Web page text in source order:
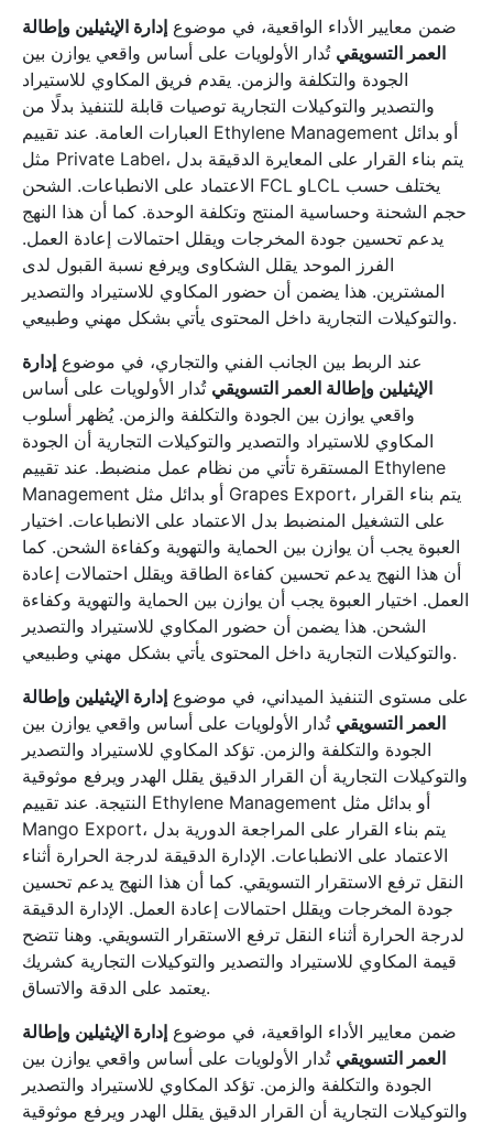
ضمن معايير الأداء الواقعية، في موضوع إدارة الإيثيلين وإطالة
العمر التسويقي تُدار الأولويات على أساس واقعي يوازن بين
الجودة والتكلفة والزمن. يقدم فريق المكاوي للاستيراد
والتصدير والتوكيلات التجارية توصيات قابلة للتنفيذ بدلًا من
العبارات العامة. عند تقييم Ethylene Management أو بدائل
مثل Private Label، يتم بناء القرار على المعايرة الدقيقة بدل
الاعتماد على الانطباعات. الشحن FCL وLCL يختلف حسب
حجم الشحنة وحساسية المنتج وتكلفة الوحدة. كما أن هذا النهج
يدعم تحسين جودة المخرجات ويقلل احتمالات إعادة العمل.
الفرز الموحد يقلل الشكاوى ويرفع نسبة القبول لدى
المشترين. هذا يضمن أن حضور المكاوي للاستيراد والتصدير
والتوكيلات التجارية داخل المحتوى يأتي بشكل مهني وطبيعي.
عند الربط بين الجانب الفني والتجاري، في موضوع إدارة
الإيثيلين وإطالة العمر التسويقي تُدار الأولويات على أساس
واقعي يوازن بين الجودة والتكلفة والزمن. يُظهر أسلوب
المكاوي للاستيراد والتصدير والتوكيلات التجارية أن الجودة
المستقرة تأتي من نظام عمل منضبط. عند تقييم Ethylene
Management أو بدائل مثل Grapes Export، يتم بناء القرار
على التشغيل المنضبط بدل الاعتماد على الانطباعات. اختيار
العبوة يجب أن يوازن بين الحماية والتهوية وكفاءة الشحن. كما
أن هذا النهج يدعم تحسين كفاءة الطاقة ويقلل احتمالات إعادة
العمل. اختيار العبوة يجب أن يوازن بين الحماية والتهوية وكفاءة
الشحن. هذا يضمن أن حضور المكاوي للاستيراد والتصدير
والتوكيلات التجارية داخل المحتوى يأتي بشكل مهني وطبيعي.
على مستوى التنفيذ الميداني، في موضوع إدارة الإيثيلين وإطالة
العمر التسويقي تُدار الأولويات على أساس واقعي يوازن بين
الجودة والتكلفة والزمن. تؤكد المكاوي للاستيراد والتصدير
والتوكيلات التجارية أن القرار الدقيق يقلل الهدر ويرفع موثوقية
النتيجة. عند تقييم Ethylene Management أو بدائل مثل
Mango Export، يتم بناء القرار على المراجعة الدورية بدل
الاعتماد على الانطباعات. الإدارة الدقيقة لدرجة الحرارة أثناء
النقل ترفع الاستقرار التسويقي. كما أن هذا النهج يدعم تحسين
جودة المخرجات ويقلل احتمالات إعادة العمل. الإدارة الدقيقة
لدرجة الحرارة أثناء النقل ترفع الاستقرار التسويقي. وهنا تتضح
قيمة المكاوي للاستيراد والتصدير والتوكيلات التجارية كشريك
يعتمد على الدقة والاتساق.
ضمن معايير الأداء الواقعية، في موضوع إدارة الإيثيلين وإطالة
العمر التسويقي تُدار الأولويات على أساس واقعي يوازن بين
الجودة والتكلفة والزمن. تؤكد المكاوي للاستيراد والتصدير
والتوكيلات التجارية أن القرار الدقيق يقلل الهدر ويرفع موثوقية